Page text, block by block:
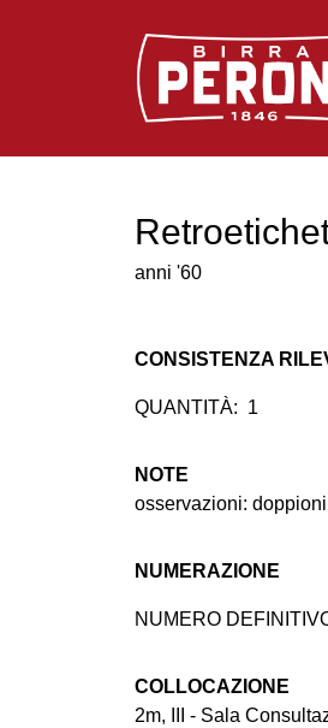
Logo Birra Peroni
anni '60
CONSISTENZA
QUANTITÀ: 1
NOTE
osservazioni:
NUMERAZIONE
NUMERO
COLLOCAZIONE
2m, III - Sala